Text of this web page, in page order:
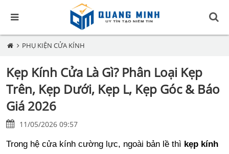
PHỤ KIỆN CỬA KÍNH
Kẹp Kính Cửa Là Gì? Phân Loại Kẹp
Trên, Kẹp Dưới, Kẹp L, Kẹp Góc & Báo
Giá 2026
11/05/2026 09:57
Trong hệ cửa kính cường lực, ngoài bản lề thì kẹp kính